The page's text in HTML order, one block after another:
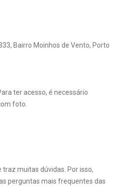
Bairro Moinhos de Vento, Porto
ter acesso, é necessário
foto.
muitas dúvidas. Por isso,
perguntas mais frequentes das